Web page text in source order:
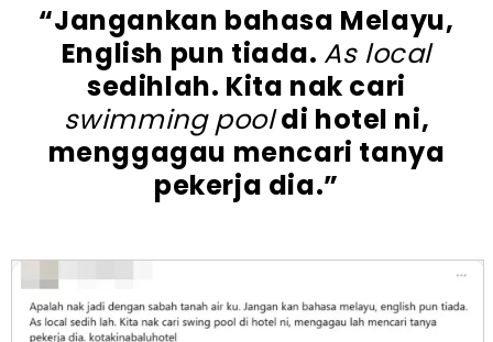
“Jangankan bahasa Melayu,
English pun tiada. As local
sedihlah. Kita nak cari
swimming pooldi hotel ni,
menggagau mencari tanya
pekerja dia.”